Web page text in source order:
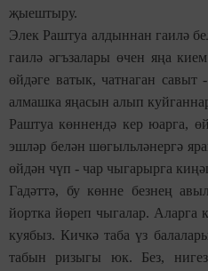
җыештыру.
Элек Раштуа алдыннан гаилә
гаилә әгъзалары өчен яңа
өйдәге ватык, чатнаган савыт
алмашка яңасын алып
Раштуа көннендә кер юарга,
эшләр белән шөгыльләнергә
өйдән чүп - чар чыгарырга
Гадәттә, бу көнне безнең
йортка йөреп чыгалар. Аларга
куябыз. Кичкә таба үз
табын ризыгы юк. Без,